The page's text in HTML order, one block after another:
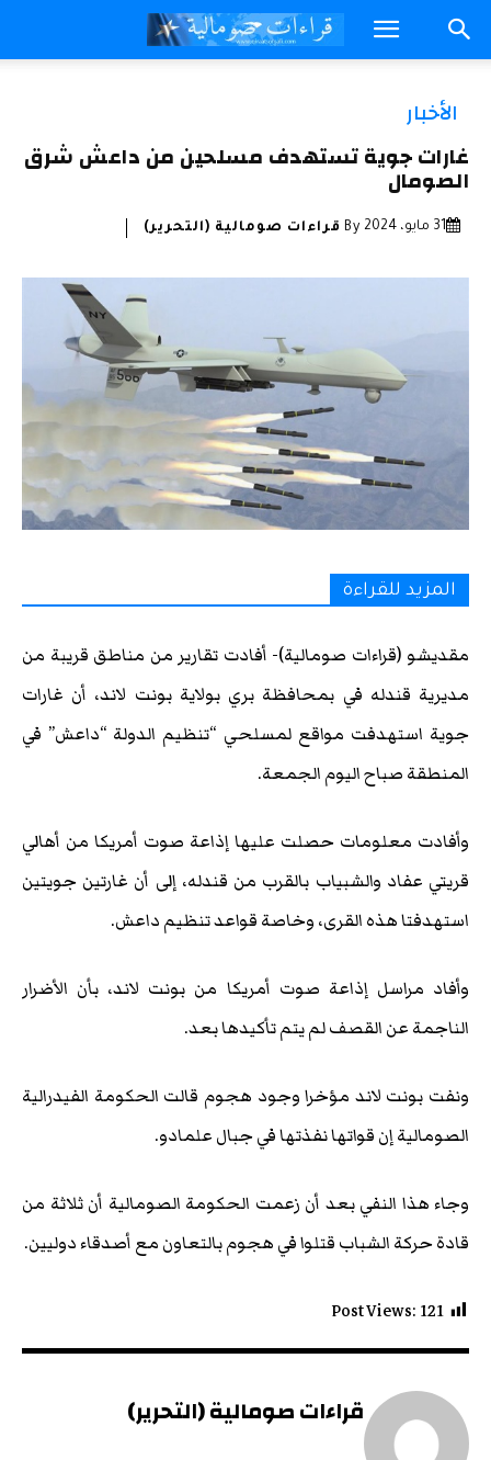
الأخبار
غارات جوية تستهدف مسلحين من داعش شرق
الصومال
31 مايو، 2024 By قراءات صومالية (التحرير)
المزيد للقراءة
مقديشو (قراءات صومالية)- أفادت تقارير من مناطق قريبة من
مديرية قندله في بمحافظة بري بولاية بونت لاند، أن غارات
جوية استهدفت مواقع لمسلحي “تنظيم الدولة “داعش” في
المنطقة صباح اليوم الجمعة.
وأفادت معلومات حصلت عليها إذاعة صوت أمريكا من أهالي
قريتي عفاد والشبياب بالقرب من قندله، إلى أن غارتين جويتين
استهدفتا هذه القرى، وخاصة قواعد تنظيم داعش.
وأفاد مراسل إذاعة صوت أمريكا من بونت لاند، بأن الأضرار
الناجمة عن القصف لم يتم تأكيدها بعد.
ونفت بونت لاند مؤخرا وجود هجوم قالت الحكومة الفيدرالية
الصومالية إن قواتها نفذتها في جبال علمادو.
وجاء هذا النفي بعد أن زعمت الحكومة الصومالية أن ثلاثة من
قادة حركة الشباب قتلوا في هجوم بالتعاون مع أصدقاء دوليين.
Post Views: 121
قراءات صومالية (التحرير)